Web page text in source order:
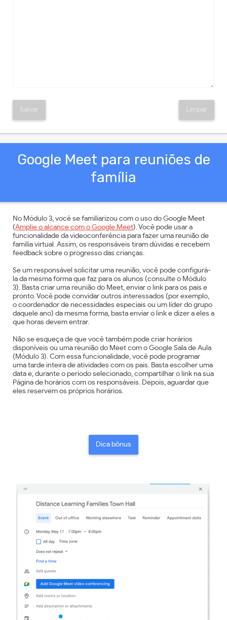
Salvar Limpar
Google Meet para reuniões de
família
No Módulo 3, você se familiarizou com o uso do Google Meet
(Amplie o alcance com o Google Meet). Você pode usar a
funcionalidade da videoconferência para fazer uma reunião de
família virtual. Assim, os responsáveis tiram dúvidas e recebem
feedback sobre o progresso das crianças.
Se um responsável solicitar uma reunião, você pode configurá-
la da mesma forma que faz para os alunos (consulte o Módulo
3). Basta criar uma reunião do Meet, enviar o link para os pais e
pronto. Você pode convidar outros interessados (por exemplo,
o coordenador de necessidades especiais ou um líder do grupo
daquele ano) da mesma forma, basta enviar o link e dizer a eles a
que horas devem entrar.
Não se esqueça de que você também pode criar horários
disponíveis ou uma reunião do Meet com o Google Sala de Aula
(Módulo 3). Com essa funcionalidade, você pode programar
uma tarde inteira de atividades com os pais. Basta escolher uma
data e, durante o período selecionado, compartilhar o link na sua
Página de horários com os responsáveis. Depois, aguardar que
eles reservem os próprios horários.
Dica bônus